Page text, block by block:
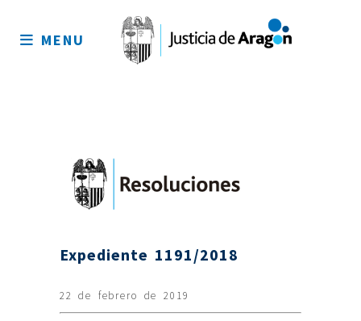
sitio
MENU
Expediente 1191/2018
22 de febrero de 2019